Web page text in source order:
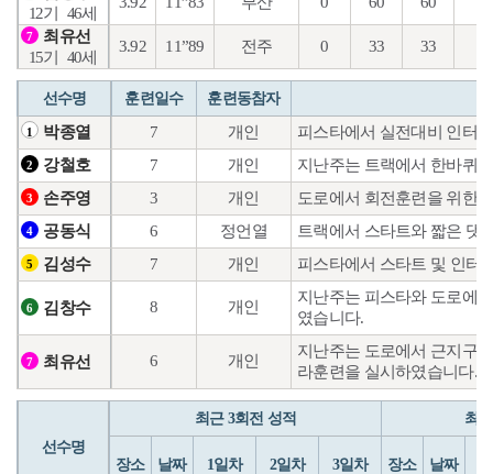
12기
46세
7
최유선
15기
40세
3.92 11”89 전주 0 33 33
선수명 훈련일수 훈련동참자
1 박종열 7 개인 피스타에서 실전대비 인터
2 강철호 7 개인 지난주는 트랙에서 한바퀴
3 손주영 3 개인 도로에서 회전훈련을 위한
4 공동식 6 정언열 트랙에서 스타트와 짧은 댓
5 김성수 7 개인 피스타에서 스타트 및 인터
6 김창수 8 개인
지난주는 피스타와 도로에
였습니다.
7 최유선 6 개인
지난주는 도로에서 근지구
라훈련을 실시하였습니다.
선수명
최근 3회전 성적 최
장소 날짜 1일차 2일차 3일차 장소 날짜